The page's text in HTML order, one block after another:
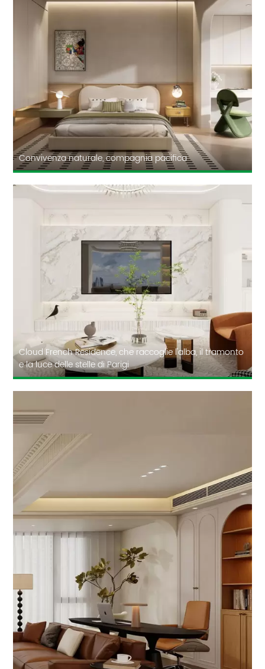
Convivenza naturale, compagnia pacifica
Cloud French Residence, che raccoglie l'alba, il tramonto
e la luce delle stelle di Parigi